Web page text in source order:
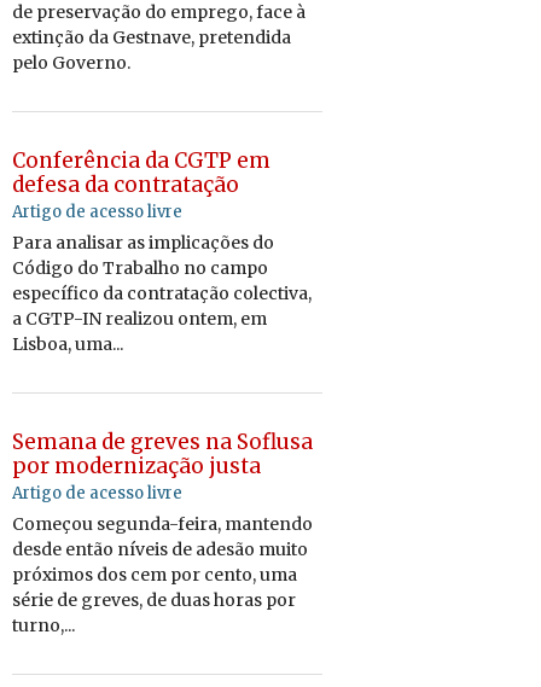
de preservação do emprego, face à
extinção da Gestnave, pretendida
pelo Governo.
Conferência da CGTP em
defesa da contratação
Artigo de acesso livre
Para analisar as implicações do
Código do Trabalho no campo
específico da contratação colectiva,
a CGTP-IN realizou ontem, em
Lisboa, uma...
Semana de greves na Soflusa
por modernização justa
Artigo de acesso livre
Começou segunda-feira, mantendo
desde então níveis de adesão muito
próximos dos cem por cento, uma
série de greves, de duas horas por
turno,...